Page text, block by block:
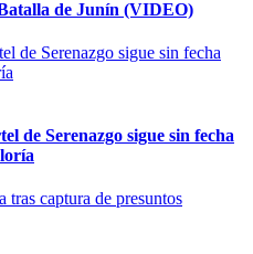
de Junín (VIDEO)
de Serenazgo sigue sin fecha